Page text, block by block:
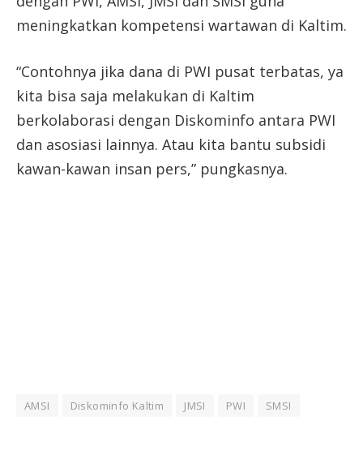
meningkatkan kompetensi wartawan di Kaltim.
“Contohnya jika dana di PWI pusat terbatas, ya
kita bisa saja melakukan di Kaltim
berkolaborasi dengan Diskominfo antara PWI
dan asosiasi lainnya. Atau kita bantu subsidi
kawan-kawan insan pers,” pungkasnya.
AMSI Diskominfo Kaltim JMSI PWI SMSI